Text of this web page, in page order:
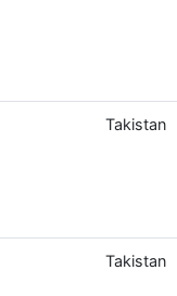
Takistan
Takistan